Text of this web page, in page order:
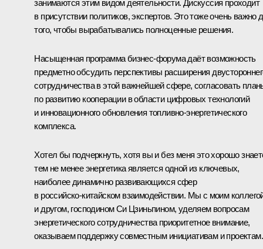
занимаются этим видом деятельности. Дискуссия проходит
в присутствии политиков, экспертов. Это тоже очень важно
того, чтобы вырабатывались полноценные решения.
Насыщенная программа бизнес‑форума даёт возможность
предметно обсудить перспективы расширения
сотрудничества в этой важнейшей сфере, согласовать
по развитию кооперации в области цифровых технологий
и инновационного обновления топливно‑энергетического
комплекса.
Хотел бы подчеркнуть, хотя вы и без меня это хорошо
тем не менее энергетика является одной из ключевых,
наиболее динамично развивающихся сфер
в российско‑китайском взаимодействии. Мы с моим
и другом, господином Си Цзиньпином, уделяем вопросам
энергетического сотрудничества приоритетное внимание,
оказываем поддержку совместным инициативам и проектам.